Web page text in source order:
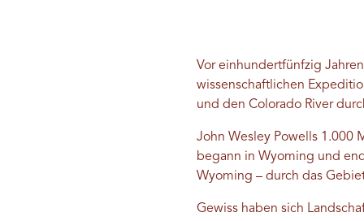
Vor einhundertfünfzig
wissenschaftlichen
und den Colorado River
John Wesley Powells 1.000
begann in Wyoming und
Wyoming – durch das
Gewiss haben sich